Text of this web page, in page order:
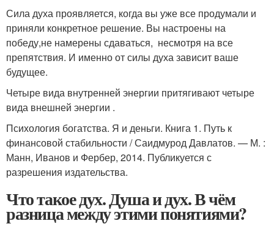
Сила духа проявляется, когда вы уже все продумали и
приняли конкретное решение. Вы настроены на
победу,не намерены сдаваться, несмотря на все
препятствия. И именно от силы духа зависит ваше
будущее.
Четыре вида внутренней энергии притягивают четыре
вида внешней энергии .
Психология богатства. Я и деньги. Книга 1. Путь к
финансовой стабильности / Саидмурод Давлатов. — М. :
Манн, Иванов и Фербер, 2014. Публикуется с
разрешения издательства.
Что такое дух. Душа и дух. В чём
разница между этими понятиями?